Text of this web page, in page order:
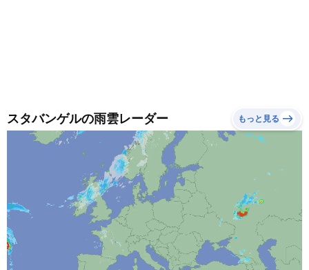
スタバンゲルの雨雲レーダー もっと見る